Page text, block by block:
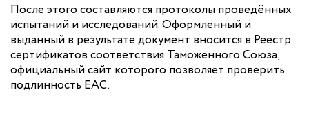
После этого составляются протоколы проведённых
испытаний и исследований. Оформленный и
выданный в результате документ вносится в Реестр
сертификатов соответствия Таможенного Союза,
официальный сайт которого позволяет проверить
подлинность ЕАС.